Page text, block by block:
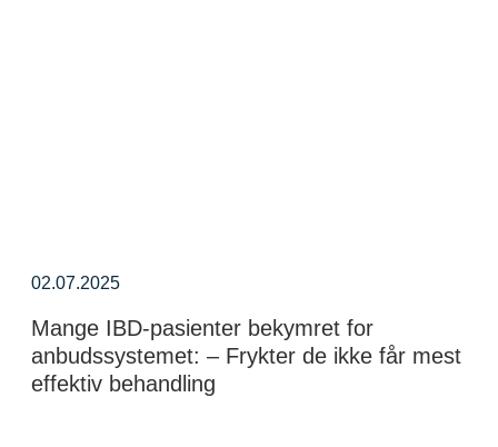
02.07.2025
Mange IBD-pasienter bekymret for
anbudssystemet: – Frykter de ikke får mest
effektiv behandling